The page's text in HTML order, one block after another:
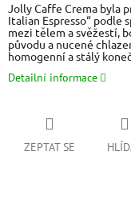
Jolly Caffe Crema byla
Italian Espresso“ podle
mezi tělem a svěžestí,
původu a nucené
homogenní a stálý
Detailní informace
ZEPTAT SE